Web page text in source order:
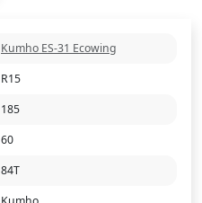
Kumho ES-31 Ecowing
R15
185
60
84T